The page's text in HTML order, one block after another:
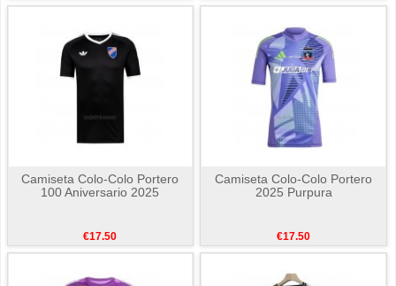
Camiseta Colo-Colo Portero
100 Aniversario 2025
€17.50
Camiseta Colo-Colo Portero
2025 Purpura
€17.50